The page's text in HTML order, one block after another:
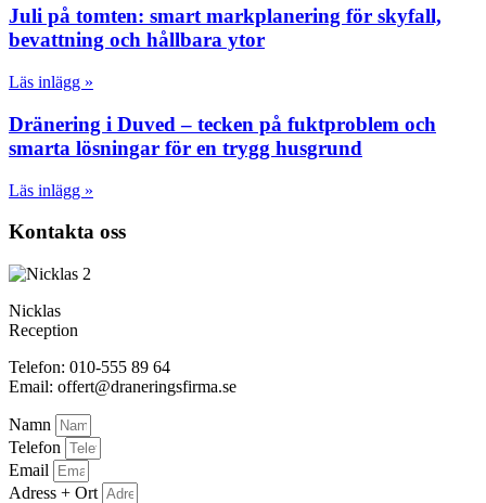
Juli på tomten: smart markplanering för skyfall,
bevattning och hållbara ytor
Läs inlägg »
Dränering i Duved – tecken på fuktproblem och
smarta lösningar för en trygg husgrund
Läs inlägg »
Kontakta oss
Nicklas
Reception
Telefon: 010-555 89 64
Email: offert@draneringsfirma.se
Namn
Telefon
Email
Adress + Ort